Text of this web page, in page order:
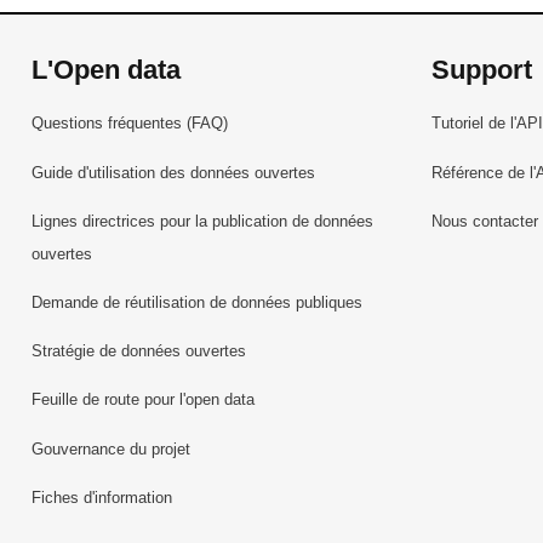
L'Open data
Questions fréquentes (FAQ)
Guide d'utilisation des données ouvertes
Lignes directrices pour la publication de données
ouvertes
Demande de réutilisation de données publiques
Stratégie de données ouvertes
Feuille de route pour l'open data
Gouvernance du projet
Fiches d'information
Support
Tutoriel de l'API
Référence de
Nous contacter